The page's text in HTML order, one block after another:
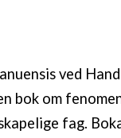
ved
bok om
fag.